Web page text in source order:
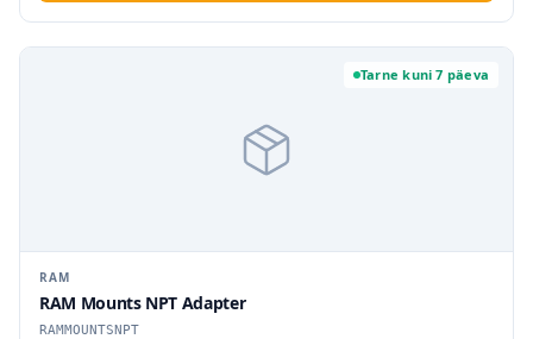
Tarne kuni 7 päeva
RAM
RAM Mounts NPT Adapter
RAMMOUNTSNPT